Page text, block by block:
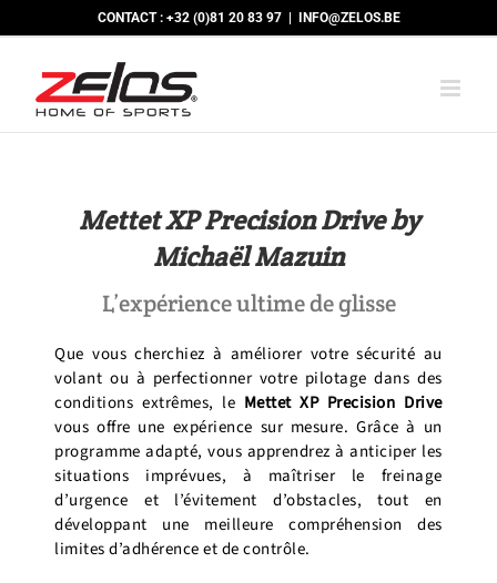
CONTACT : +32 (0)81 20 83 97 INFO@ZELOS.BE
Mettet XP Precision Drive by
Michaël Mazuin
L’expérience ultime de glisse
Que vous cherchiez à améliorer votre sécurité au
volant ou à perfectionner votre pilotage dans des
conditions extrêmes, le Mettet XP Precision Drive
vous offre une expérience sur mesure. Grâce à un
programme adapté, vous apprendrez à anticiper les
situations imprévues, à maîtriser le freinage
d’urgence et l’évitement d’obstacles, tout en
développant une meilleure compréhension des
limites d’adhérence et de contrôle.